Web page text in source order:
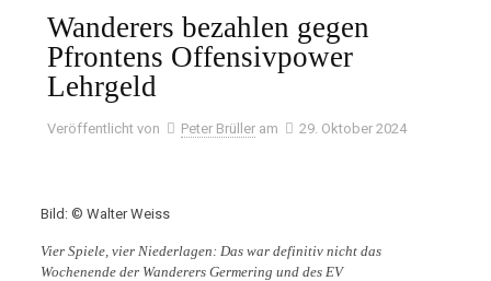
Wanderers bezahlen gegen
Pfrontens Offensivpower
Lehrgeld
Veröffentlicht von Peter Brüller am 29. Oktober 2024
Bild: © Walter Weiss
Vier Spiele, vier Niederlagen: Das war definitiv nicht das
Wochenende der Wanderers Germering und des EV